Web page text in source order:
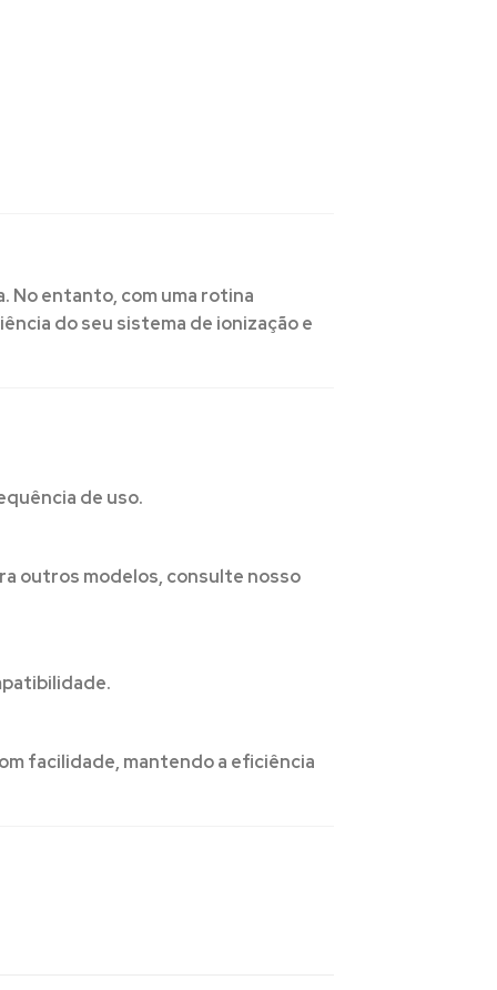
No entanto, com uma rotina
do seu sistema de ionização e
de uso.
outros modelos, consulte nosso
facilidade, mantendo a eficiência